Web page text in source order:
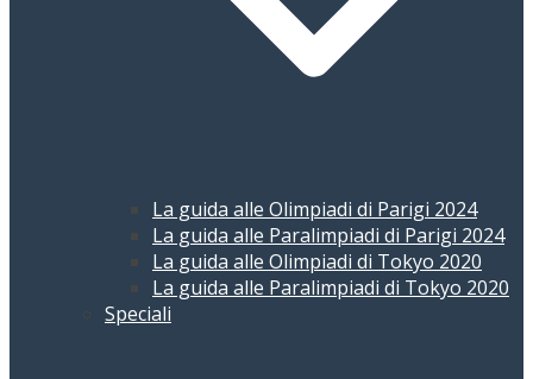
La guida alle Olimpiadi di Parigi 2024
La guida alle Paralimpiadi di Parigi 2024
La guida alle Olimpiadi di Tokyo 2020
La guida alle Paralimpiadi di Tokyo 2020
Speciali